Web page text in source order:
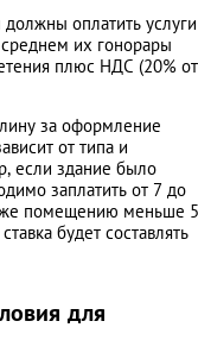
оплатить услуги
их гонорары
плюс НДС (20% от
за оформление
от типа и
если здание было
заплатить от 7 до
же помещению меньше 5
будет составлять
для